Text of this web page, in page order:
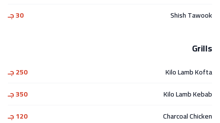
Shish Tawook
30 جـ
Grills
Kilo Lamb Kofta
250 جـ
Kilo Lamb Kebab
350 جـ
Charcoal Chicken
120 جـ